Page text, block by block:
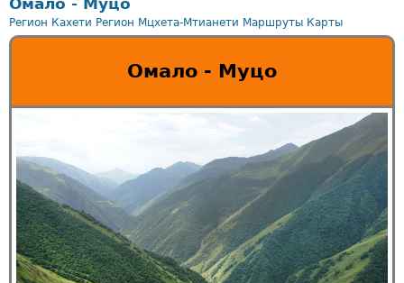
Омало - Муцо
Регион Кахети Регион Мцхета-Мтианети Маршруты Карты
Омало - Муцо